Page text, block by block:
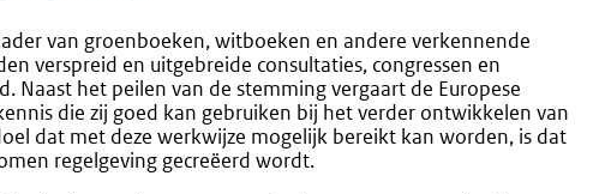
Witboeken
van groenboeken, witboeken en andere verkennende
verspreid en uitgebreide consultaties, congressen en
Naast het peilen van de stemming vergaart de Europese
die zij goed kan gebruiken bij het verder ontwikkelen van
dat met deze werkwijze mogelijk bereikt kan worden, is dat
regelgeving gecreëerd wordt.